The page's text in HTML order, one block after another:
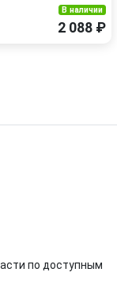
В наличии
2 088 ₽
по доступным